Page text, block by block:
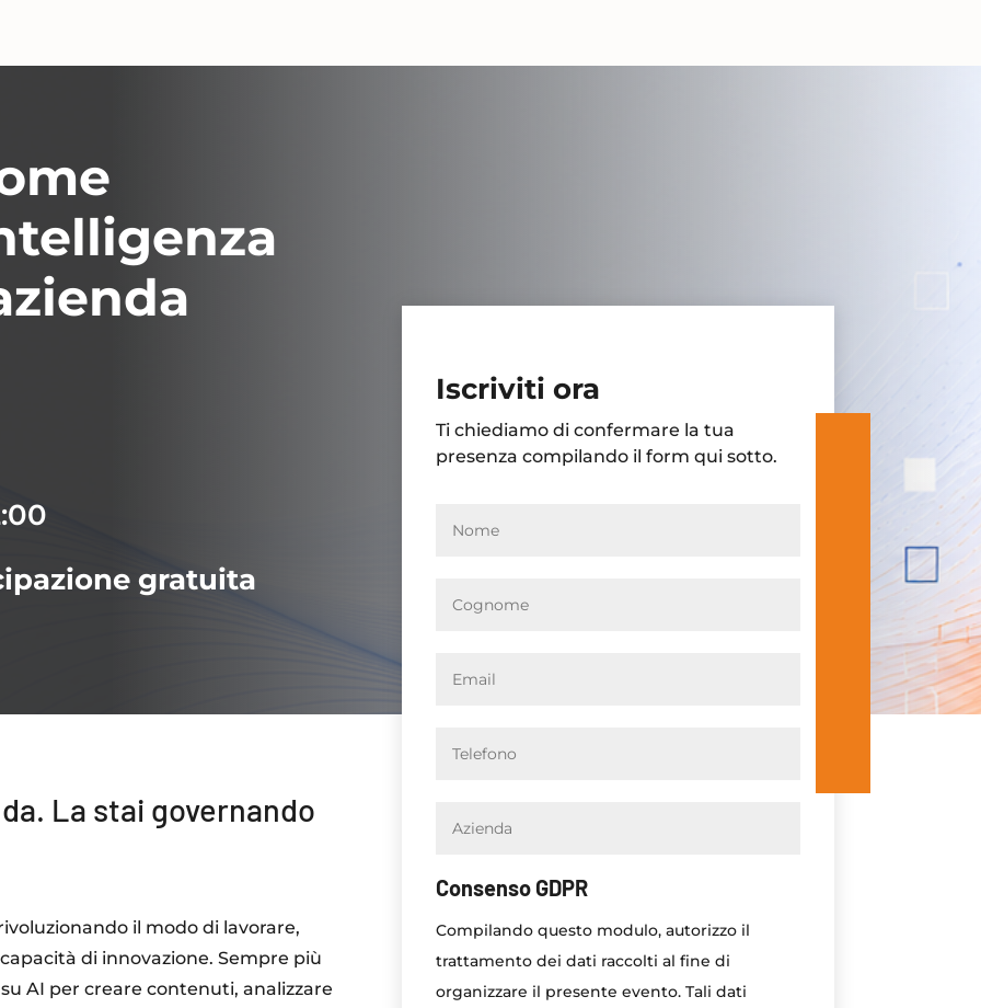
gratuita
La stai governando
il modo di lavorare,
di innovazione. Sempre più
AI per creare contenuti, analizzare
Iscriviti ora
Ti chiediamo di confermare la tua
presenza compilando il form qui sotto.
Consenso GDPR
Compilando questo modulo, autorizzo il
trattamento dei dati raccolti al fine di
organizzare il presente evento. Tali dati